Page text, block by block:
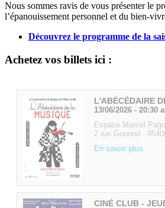
Nous sommes ravis de vous présenter le
l’épanouissement personnel et du bien-
Découvrez le programme de la
Achetez vos billets ici :